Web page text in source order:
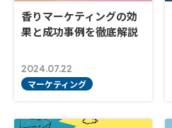
香りマーケティングの効
果と成功事例を徹底解説
2024.07.22
マーケティング